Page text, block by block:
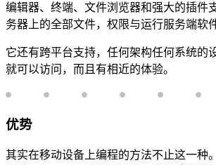
编辑器、终端、文件浏览器和强大的插件
务器上的全部文件，权限与运行服务端软
它还有跨平台支持，任何架构任何系统的
就可以访问，而且有相近的体验。
优势
其实在移动设备上编程的方法不止这一种